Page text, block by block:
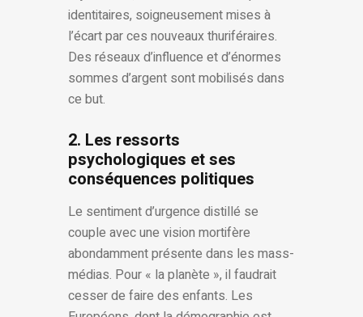
identitaires, soigneusement mises à
l’écart par ces nouveaux thuriféraires.
Des réseaux d’influence et d’énormes
sommes d’argent sont mobilisés dans
ce but.
2. Les ressorts
psychologiques et ses
conséquences politiques
Le sentiment d’urgence distillé se
couple avec une vision mortifère
abondamment présente dans les mass-
médias. Pour « la planète », il faudrait
cesser de faire des enfants. Les